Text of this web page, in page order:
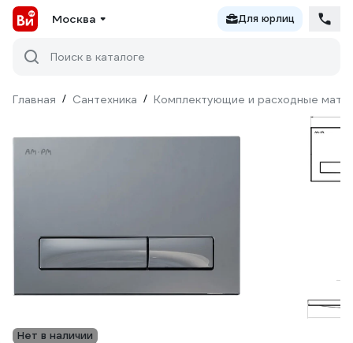
Москва Для юрлиц
Поиск в каталоге
Главная / Сантехника / Комплектующие и расходные
Нет в наличии